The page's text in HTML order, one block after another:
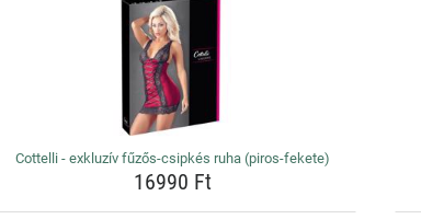
Cottelli - exkluzív fűzős-csipkés ruha (piros-fekete)
16990 Ft